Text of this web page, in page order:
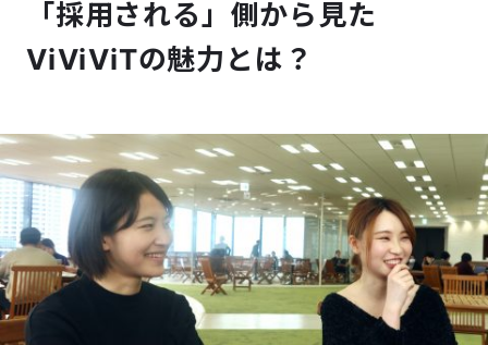
「採用される」側から見た
ViViViTの魅力とは？